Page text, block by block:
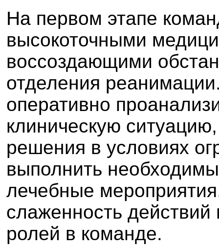
На первом этапе
высокоточными
воссоздающими
отделения
оперативно
клиническую
решения в условиях
выполнить
лечебные
слаженность
ролей в команде.